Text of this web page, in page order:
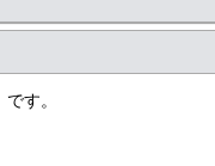
す。